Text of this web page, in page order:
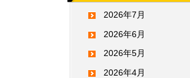
2026年7月
2026年6月
2026年5月
2026年4月